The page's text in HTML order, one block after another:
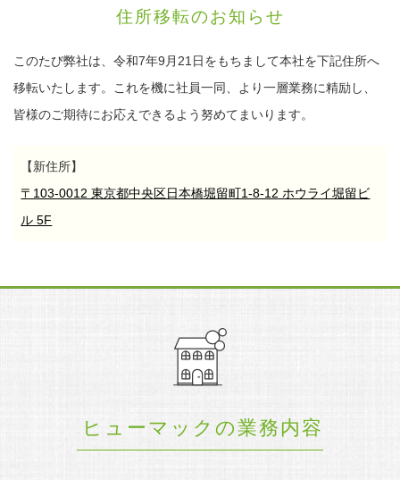
住所移転のお知らせ
このたび弊社は、令和7年9月21日をもちまして本社を下記住所へ
移転いたします。
これを機に社員一同、より一層業務に精励し、
皆様のご期待にお応えできるよう努めてまいります。
【新住所】
〒103-0012 東京都中央区日本橋堀留町1-8-12 ホウライ堀留ビ
ル 5F
ヒューマックの業務内容